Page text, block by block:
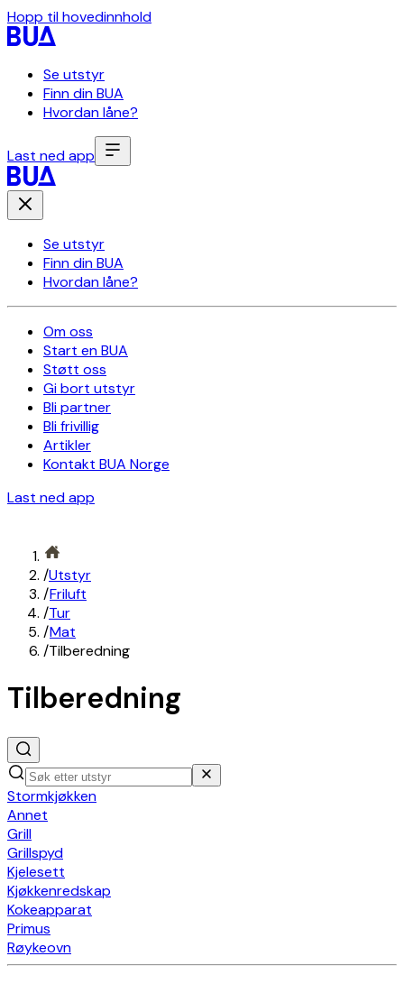
Hopp til hovedinnhold
Se utstyr
Finn din BUA
Hvordan låne?
Last ned app
Se utstyr
Finn din BUA
Hvordan låne?
Om oss
Start en BUA
Støtt oss
Gi bort utstyr
Bli partner
Bli frivillig
Artikler
Kontakt BUA Norge
Last ned app
/Utstyr
/Friluft
/Tur
/Mat
/Tilberedning
Tilberedning
Stormkjøkken
Annet
Grill
Grillspyd
Kjelesett
Kjøkkenredskap
Kokeapparat
Primus
Røykeovn